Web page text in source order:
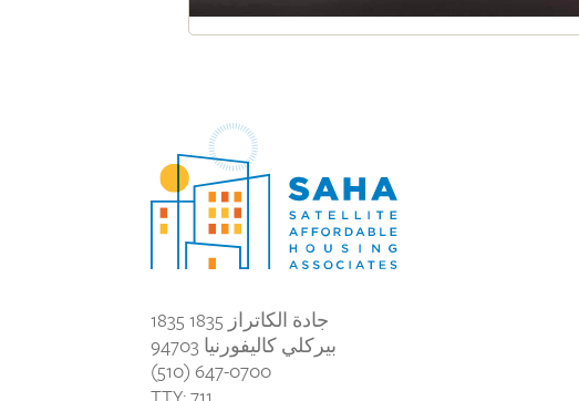
1835 جادة الكاتراز 1835
بيركلي كاليفورنيا 94703
(510) 647-0700